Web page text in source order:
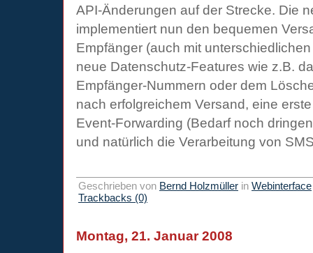
API-Änderungen auf der Strecke. Die
implementiert nun den bequemen
Empfänger (auch mit
neue Datenschutz-Features wie z.B.
Empfänger-Nummern oder dem
nach erfolgreichem Versand, eine
Event-Forwarding (Bedarf noch
und natürlich die Verarbeitung von
Geschrieben von Bernd Holzmüller in Webinterface
Trackbacks (0)
Montag, 21. Januar 2008